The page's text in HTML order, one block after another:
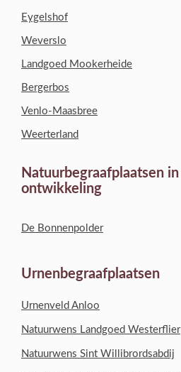
Eygelshof
Weverslo
Landgoed Mookerheide
Bergerbos
Venlo-Maasbree
Weerterland
Natuurbegraafplaatsen in
ontwikkeling
De Bonnenpolder
Urnenbegraafplaatsen
Urnenveld Anloo
Natuurwens Landgoed Westerflier
Natuurwens Sint Willibrordsabdij